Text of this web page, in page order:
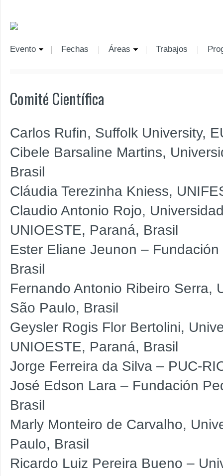
Evento Fechas Áreas Trabajos
Comité Científica
Carlos Rufin, Suffolk University,
Cibele Barsaline Martins,
Brasil
Cláudia Terezinha Kniess,
Claudio Antonio Rojo,
UNIOESTE, Paraná, Brasil
Ester Eliane Jeunon –
Brasil
Fernando Antonio Ribeiro Serra,
São Paulo, Brasil
Geysler Rogis Flor Bertolini,
UNIOESTE, Paraná, Brasil
Jorge Ferreira da Silva – PUC-
José Edson Lara – Fundación
Brasil
Marly Monteiro de Carvalho,
Paulo, Brasil
Ricardo Luiz Pereira Bueno –